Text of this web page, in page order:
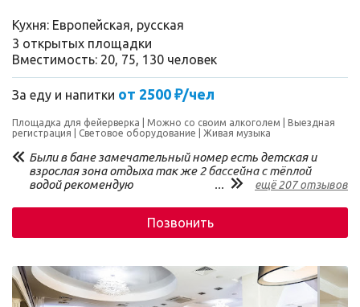
Кухня: Европейская, русская
3 открытых площадки
Вместимость: 20, 75, 130 человек
За еду и напитки от 2500 ₽/чел
Площадка для фейерверка Можно со своим алкоголем
Выездная
регистрация
Световое оборудование Живая музыка
Были в бане замечательный номер есть детская и
взрослая зона отдыха так же 2 бассейна с тёплой
водой рекомендую
... ещё 207 отзывов
Позвонить